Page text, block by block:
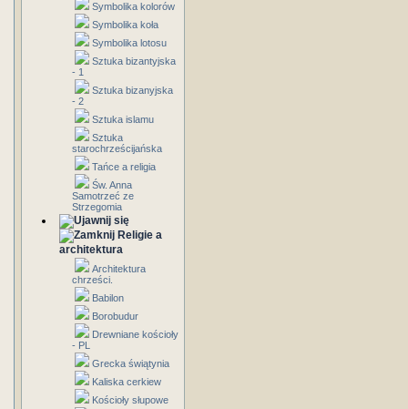
Symbolika kolorów
Symbolika koła
Symbolika lotosu
Sztuka bizantyjska
- 1
Sztuka bizanyjska
- 2
Sztuka islamu
Sztuka
starochrześcijańska
Tańce a religia
Św. Anna
Samotrzeć ze
Strzegomia
Religie a
architektura
Architektura
chrześci.
Babilon
Borobudur
Drewniane kościoły
- PL
Grecka świątynia
Kaliska cerkiew
Kościoły słupowe